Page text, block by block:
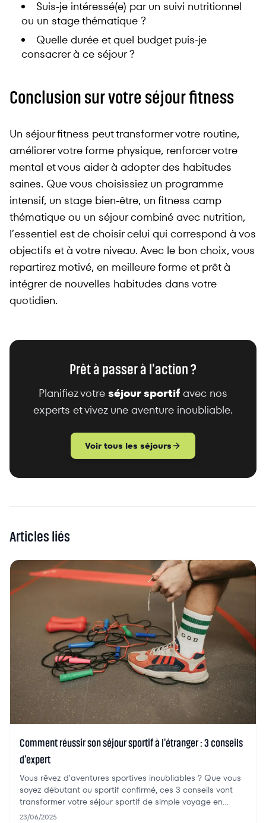
Suis-je intéressé(e) par un suivi nutritionnel
ou un stage thématique ?
Quelle durée et quel budget puis-je
consacrer à ce séjour ?
Conclusion sur votre séjour fitness
Un séjour fitness peut transformer votre routine,
améliorer votre forme physique, renforcer votre
mental et vous aider à adopter des habitudes
saines. Que vous choisissiez un programme
intensif, un stage bien-être, un fitness camp
thématique ou un séjour combiné avec nutrition,
l’essentiel est de choisir celui qui correspond à vos
objectifs et à votre niveau. Avec le bon choix, vous
repartirez motivé, en meilleure forme et prêt à
intégrer de nouvelles habitudes dans votre
quotidien.
Prêt à passer à l'action ?
Planifiez votre séjour sportif avec nos
experts et vivez une aventure inoubliable.
Voir tous les séjours
Articles liés
Comment réussir son séjour sportif à l'étranger : 3 conseils
d'expert
Vous rêvez d'aventures sportives inoubliables ? Que vous
soyez débutant ou sportif confirmé, ces 3 conseils vont
transformer votre séjour sportif de simple voyage en
véritable épopée ! Découvrez comment maximiser votre
23/06/2025